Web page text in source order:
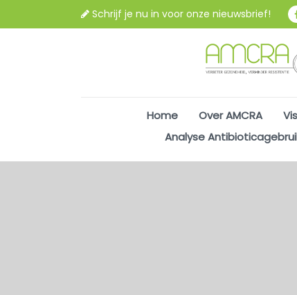
Schrijf je nu in voor onze nieuwsbrief!
Home Over AMCRA
Analyse